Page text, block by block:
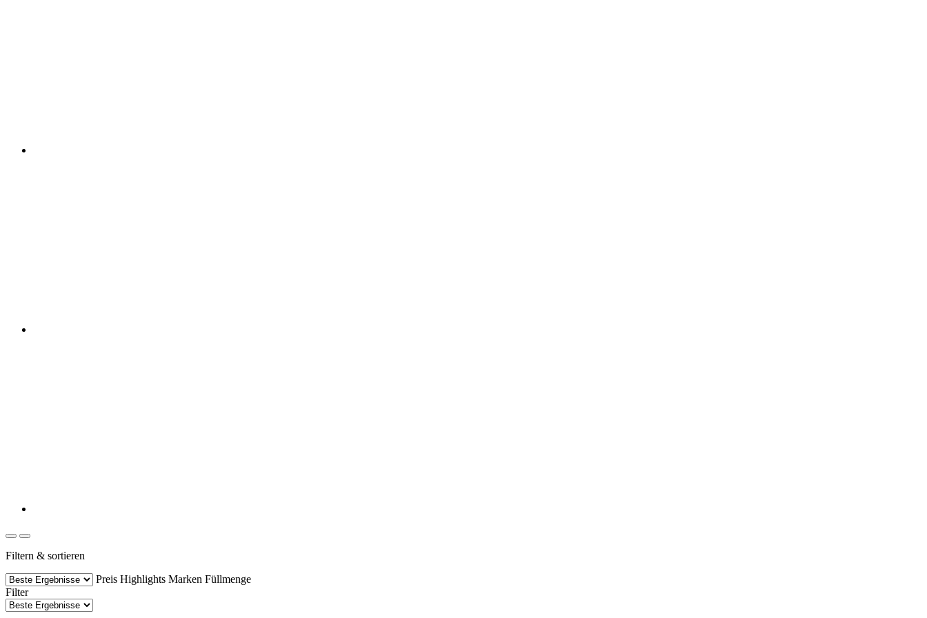
Filtern & sortieren
Preis Highlights Marken Füllmenge
Filter